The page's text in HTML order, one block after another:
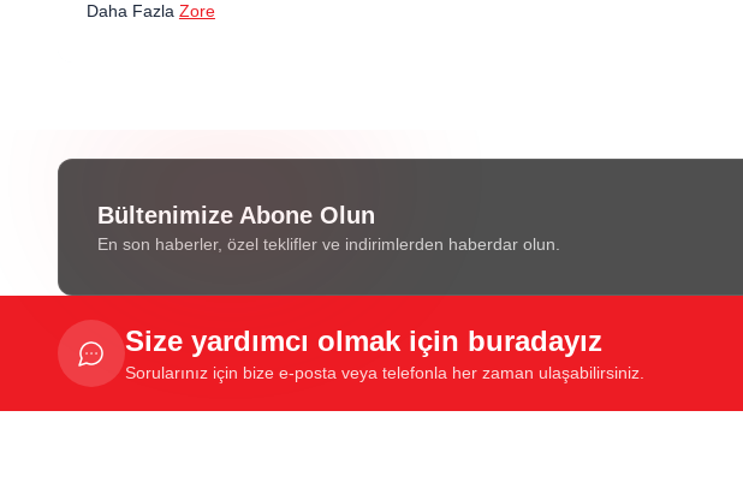
Daha Fazla Zore
Bültenimize Abone Olun
En son haberler, özel teklifler ve indirimlerden haberdar olun.
Size yardımcı olmak için buradayız
Sorularınız için bize e-posta veya telefonla her zaman ulaşabilirsiniz.